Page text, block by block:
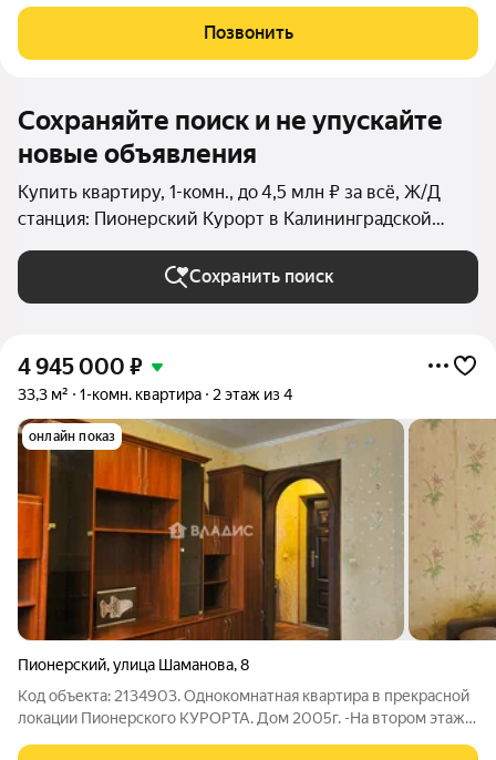
жизни и преимущества курортной локации: благоустроенная
закрытая территория, озелененные
Позвонить
Сохраняйте поиск и не упускайте
новые объявления
Купить квартиру, 1-комн., до 4,5 млн ₽ за всё, Ж/Д
станция: Пионерский Курорт в Калининградской
области
Сохранить поиск
4 945 000 ₽
33,3 м² 1-комн. квартира 2 этаж из 4
онлайн показ
Пионерский,улица Шаманова,8
Код объекта: 2134903. Однокомнатная квартира в прекрасной
локации Пионерского КУРОРТА. Дом 2005г. -На втором этаже